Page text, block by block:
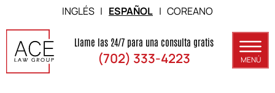
Skip to Main Content
Llame las 24/7 para una consulta gratis
(702) 333-4223 MENÚ
INGLÉS | ESPAÑOL | COREANO